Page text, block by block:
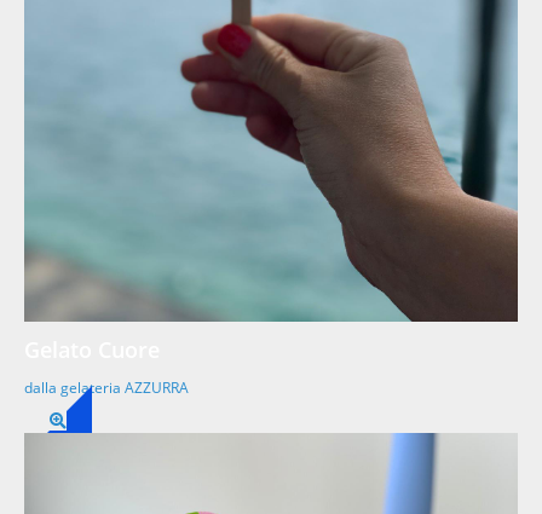
dalla gelateria AZZURRA